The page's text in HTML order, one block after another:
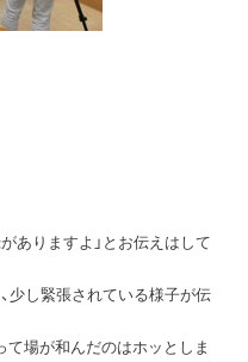
ありますよ」とお伝えはして
少し緊張されている様子が伝
場が和んだのはホッとしま